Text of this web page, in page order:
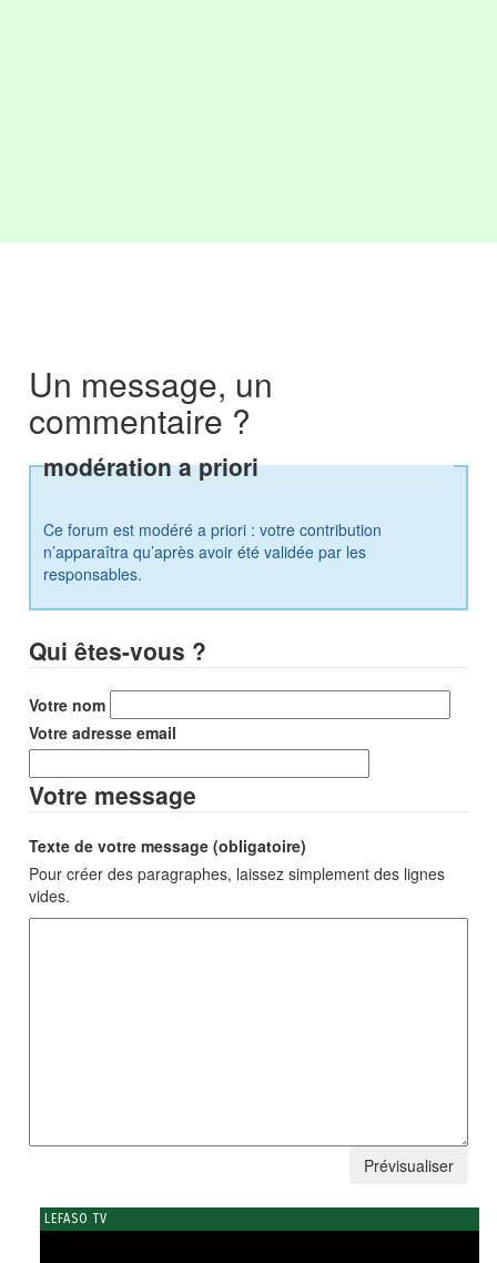
Un message, un
commentaire ?
modération a priori
Ce forum est modéré a priori : votre contribution
n’apparaîtra qu’après avoir été validée par les
responsables.
Qui êtes-vous ?
Votre nom
Votre adresse email
Votre message
Texte de votre message (obligatoire)
Pour créer des paragraphes, laissez simplement des lignes
vides.
LEFASO TV